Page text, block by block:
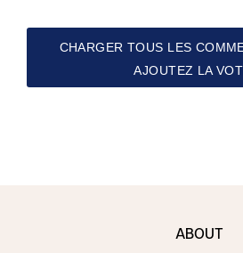
CHARGER TOUS LES
AJOUTEZ LA
ABOUT